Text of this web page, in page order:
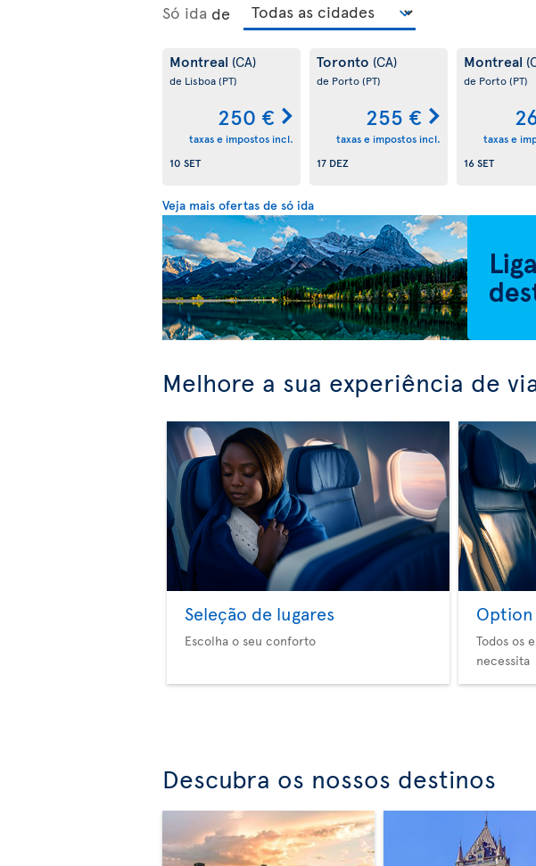
Só ida de
Montreal (CA)
de Lisboa(PT)
250 €
taxas e impostos incl.
10 SET
Toronto (CA)
de Porto(PT)
255 €
taxas e impostos incl.
17 DEZ
Montreal
de Porto(PT)
taxas e
16 SET
Veja mais ofertas de só ida
Melhore a sua experiência de
Seleção de lugares
Escolha o seu conforto
Option
Todos os
necessita
Descubra os nossos destinos